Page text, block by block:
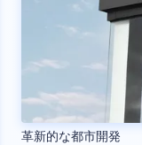
革新的な都市開発